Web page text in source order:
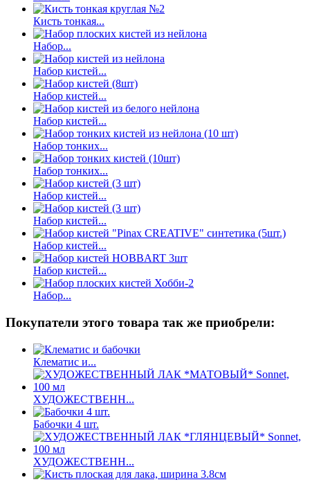
Кисть тонкая...
Набор...
Набор кистей...
Набор кистей...
Набор кистей...
Набор тонких...
Набор тонких...
Набор кистей...
Набор кистей...
Набор кистей...
Набор кистей...
Набор...
Покупатели этого товара так же приобрели:
Клематис и...
ХУДОЖЕСТВЕНН...
Бабочки 4 шт.
ХУДОЖЕСТВЕНН...